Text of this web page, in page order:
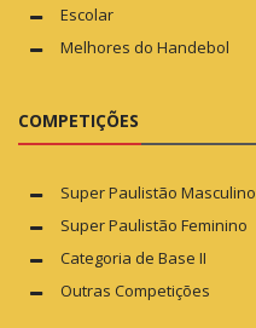
Escolar
Melhores do Handebol
COMPETIÇÕES
Super Paulistão Masculino
Super Paulistão Feminino
Categoria de Base II
Outras Competições